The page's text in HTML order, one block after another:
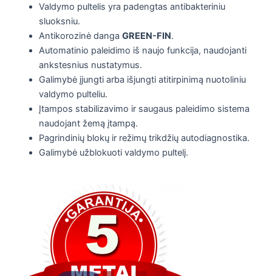
Valdymo pultelis yra padengtas antibakteriniu
sluoksniu.
Antikorozinė danga GREEN-FIN.
Automatinio paleidimo iš naujo funkcija, naudojanti
ankstesnius nustatymus.
Galimybė įjungti arba išjungti atitirpinimą nuotoliniu
valdymo pulteliu.
Įtampos stabilizavimo ir saugaus paleidimo sistema
naudojant žemą įtampą.
Pagrindinių blokų ir režimų trikdžių autodiagnostika.
Galimybė užblokuoti valdymo pultelį.